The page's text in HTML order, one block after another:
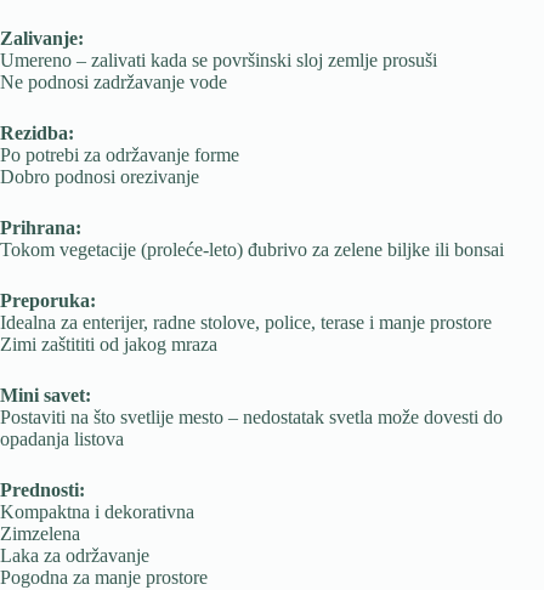
Zalivanje:
Umereno – zalivati kada se površinski sloj zemlje prosuši
Ne podnosi zadržavanje vode
Rezidba:
Po potrebi za održavanje forme
Dobro podnosi orezivanje
Prihrana:
Tokom vegetacije (proleće-leto) đubrivo za zelene biljke ili bonsai
Preporuka:
Idealna za enterijer, radne stolove, police, terase i manje prostore
Zimi zaštititi od jakog mraza
Mini savet:
Postaviti na što svetlije mesto – nedostatak svetla može dovesti do
opadanja listova
Prednosti:
Kompaktna i dekorativna
Zimzelena
Laka za održavanje
Pogodna za manje prostore